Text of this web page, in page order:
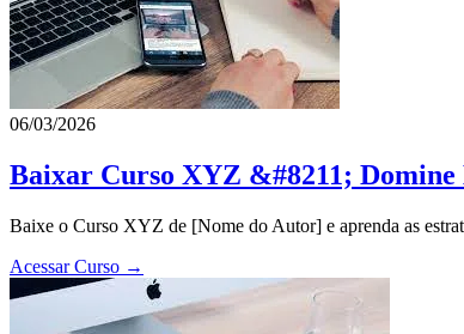
06/03/2026
Baixar Curso XYZ &#8211;
Baixe o Curso XYZ de [Nome do Autor] e aprenda as
Acessar Curso →